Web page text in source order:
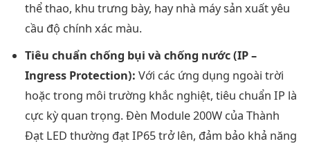
thể thao, khu trưng bày, hay nhà máy sản xuất yêu
cầu độ chính xác màu.
Tiêu chuẩn chống bụi và chống nước (IP –
Ingress Protection): Với các ứng dụng ngoài trời
hoặc trong môi trường khắc nghiệt, tiêu chuẩn IP là
cực kỳ quan trọng. Đèn Module 200W của Thành
Đạt LED thường đạt IP65 trở lên, đảm bảo khả năng